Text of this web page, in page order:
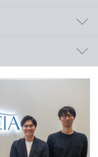
クホールダーを巻き込
力だけではなく、エン
自社エンジニアと実装
から開発・プロジェク
けられる環境であるた
発揮できるような自分
3,950,000円
329,167円
卒58,590円・修士了
数
人
人
別人数